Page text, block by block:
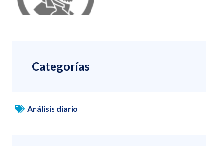
Categorías
Análisis diario